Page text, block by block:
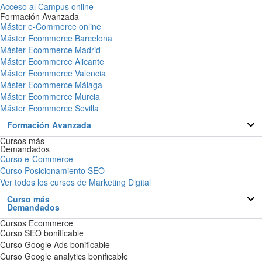
Acceso al Campus online
Formación Avanzada
Máster e-Commerce online
Máster Ecommerce Barcelona
Máster Ecommerce Madrid
Máster Ecommerce Alicante
Máster Ecommerce Valencia
Máster Ecommerce Málaga
Máster Ecommerce Murcia
Máster Ecommerce Sevilla
Formación Avanzada
Cursos más
Demandados
Curso e-Commerce
Curso Posicionamiento SEO
Ver todos los cursos de Marketing Digital
Curso más
Demandados
Cursos Ecommerce
Curso SEO bonificable
Curso Google Ads bonificable
Curso Google analytics bonificable